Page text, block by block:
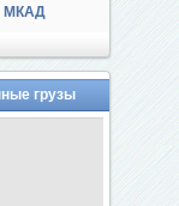
МКАД
грузы